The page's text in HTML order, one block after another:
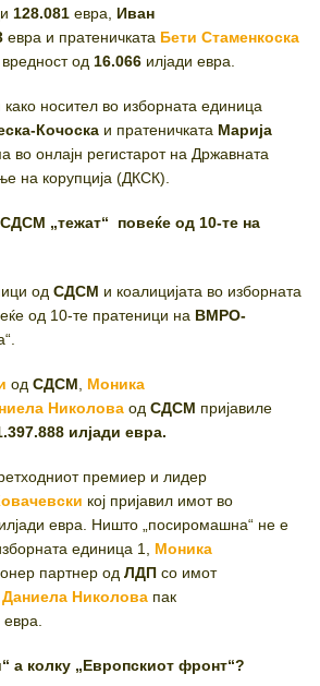
128.081 евра, Иван
евра и пратеничката Бети Стаменкоска
од 16.066 илјади евра.
како носител во изборната единица
Кочоска и пратеничката Марија
во онлајн регистарот на Државната
на корупција (ДКСК).
„тежат“ повеќе од 10-те на
од СДСМ и коалицијата во изборната
од 10-те пратеници на ВМРО-
од СДСМ
Моника
Николова од СДСМ пријавиле
илјади евра.
премиер и лидер
кој пријавил имот во
илјади евра. Ништо „посиромашна“ не е
единица 1, Моника
партнер од ЛДП со имот
Даниела Николова пак
а колку „Европскиот фронт“?